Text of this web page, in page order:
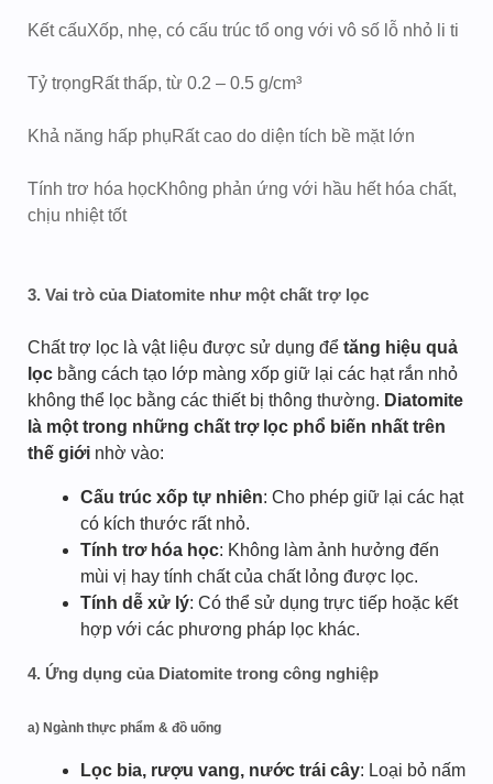
Kết cấuXốp, nhẹ, có cấu trúc tổ ong với vô số lỗ nhỏ li ti
Tỷ trọngRất thấp, từ 0.2 – 0.5 g/cm³
Khả năng hấp phụRất cao do diện tích bề mặt lớn
Tính trơ hóa họcKhông phản ứng với hầu hết hóa chất,
chịu nhiệt tốt
3. Vai trò của Diatomite như một chất trợ lọc
Chất trợ lọc là vật liệu được sử dụng để tăng hiệu quả
lọc bằng cách tạo lớp màng xốp giữ lại các hạt rắn nhỏ
không thể lọc bằng các thiết bị thông thường. Diatomite
là một trong những chất trợ lọc phổ biến nhất trên
thế giới nhờ vào:
Cấu trúc xốp tự nhiên: Cho phép giữ lại các hạt
có kích thước rất nhỏ.
Tính trơ hóa học: Không làm ảnh hưởng đến
mùi vị hay tính chất của chất lỏng được lọc.
Tính dễ xử lý: Có thể sử dụng trực tiếp hoặc kết
hợp với các phương pháp lọc khác.
4. Ứng dụng của Diatomite trong công nghiệp
a) Ngành thực phẩm & đồ uống
Lọc bia, rượu vang, nước trái cây: Loại bỏ nấm